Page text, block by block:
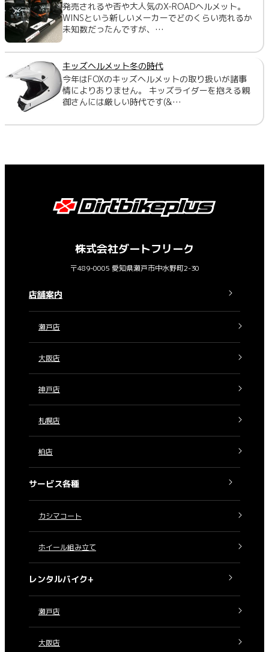
発売されるや否や大人気のX-ROADヘルメット。
WINSという新しいメーカーでどのくらい売れるか
未知数だったんですが、…
キッズヘルメット冬の時代
今年はFOXのキッズヘルメットの取り扱いが諸事
情によりありません。 キッズライダーを抱える親
御さんには厳しい時代です(&…
株式会社ダートフリーク
〒489-0005 愛知県瀬戸市中水野町2-30
店舗案内
瀬戸店
大阪店
神戸店
札幌店
柏店
サービス各種
カシマコート
ホイール組み立て
レンタルバイク+
瀬戸店
大阪店